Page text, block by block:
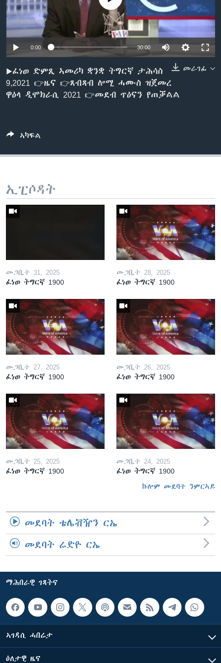
ቂሔ ጽልሚ
ቋንቋታት
0:00 30:00
መራገፊ
▶ፈነወ ድምጺ ኣመሪካ ቋንቋ ትግርኛ ታሕሳስ
9,2021 👉ዜና 👉ጸብጻብ ሎሚ ሓሙስ ዝጀመረ
ዋዕላ ዲሞክራሲ 2021 👉መደብ ጥዕናን የጠቓልል
ኣካፍል
ኢፒሶዳት
መጋቢት 31, 2025
ፈነወ ትግርኛ 1900
መጋቢት 28, 2025
ፈነወ ትግርኛ 1900
መጋቢት 27, 2025
ፈነወ ትግርኛ 1900
መጋቢት 26, 2025
ፈነወ ትግርኛ 1900
መጋቢት 25, 2025
ፈነወ ትግርኛ 1900
መጋቢት 24, 2025
ፈነወ ትግርኛ 1900
ኩሎም መደባት ንምርኣይ
መደባት ቴሌቭዥን ርኤ
መደባት ሬድዮ ርኤ
ማሕበራዊ ገጻትና
ኣገዳሲ ሓበሬታ
ዕለታዊ ዜና